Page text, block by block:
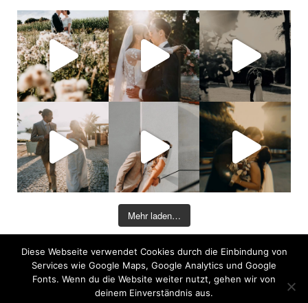
Mehr laden…
©2026 COPYRIGHT DAVID KOHLRUSS
Diese Webseite verwendet Cookies durch die Einbindung von
Services wie Google Maps, Google Analytics und Google
Fonts. Wenn du die Website weiter nutzt, gehen wir von
deinem Einverständnis aus.